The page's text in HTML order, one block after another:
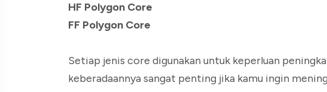
HF Polygon Core
FF Polygon Core
Setiap jenis core digunakan untuk keperluan
keberadaannya sangat penting jika kamu ingin